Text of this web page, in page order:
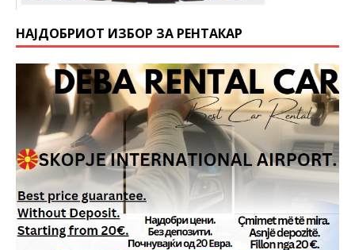
НАЈДОБРИОТ ИЗБОР ЗА РЕНТАКАР